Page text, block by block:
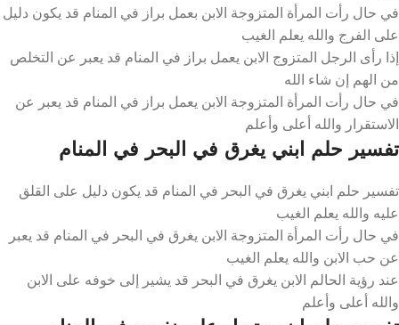
في حال رأت المرأة المتزوجة الابن بعمل براز في المنام قد يكون دليل
على الفرج والله يعلم الغيب
إذا رأى الرجل المتزوج الابن يعمل براز في المنام قد يعبر عن التخلص
من الهم إن شاء الله
في حال رأت المرأة المتزوجة الابن يعمل براز في المنام قد يعبر عن
الاستقرار والله أعلى وأعلم
تفسير حلم ابني يغرق في البحر في المنام
تفسير حلم ابني يغرق في البحر في المنام قد يكون دليل على القلق
عليه والله يعلم الغيب
في حال رأت المرأة المتزوجة الابن يغرق في البحر في المنام قد يعبر
عن حب الابن والله يعلم الغيب
عند رؤية الحالم الابن يغرق في البحر قد يشير إلى خوفه على الابن
والله أعلى وأعلم